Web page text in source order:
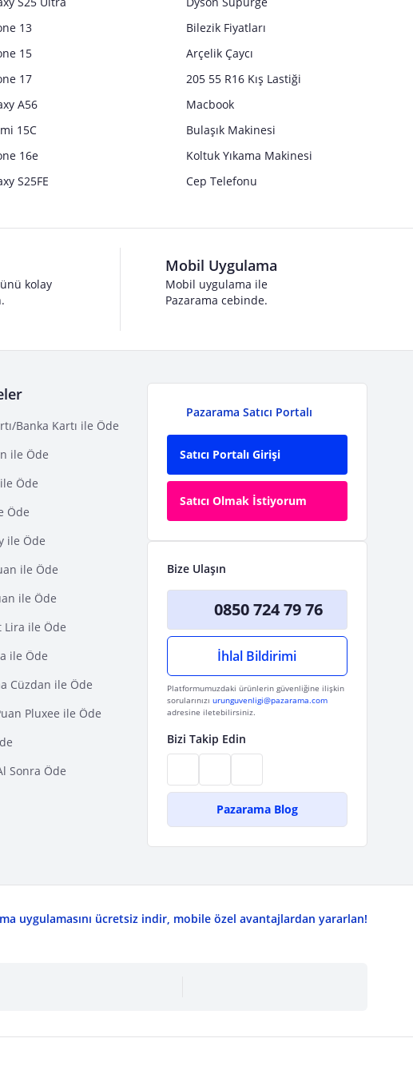
13
15
17
A56
15C
16e
S25FE
Bilezik Fiyatları
Arçelik Çaycı
205 55 R16 Kış Lastiği
Macbook
Bulaşık Makinesi
Koltuk Yıkama Makinesi
Cep Telefonu
kolay
Mobil Uygulama
Mobil uygulama ile
Pazarama cebinde.
Banka Kartı ile Öde
ile Öde
Öde
Öde
ile Öde
ile Öde
ile Öde
Lira ile Öde
ile Öde
Cüzdan ile Öde
Pluxee ile Öde
Sonra Öde
Pazarama Satıcı Portalı
Satıcı Portalı Girişi
Satıcı Olmak İstiyorum
Bize Ulaşın
0850 724 79 76
İhlal Bildirimi
Platformumuzdaki ürünlerin güvenliğine ilişkin
sorularınızı urunguvenligi@pazarama.com
adresine iletebilirsiniz.
Bizi Takip Edin
Pazarama Blog
uygulamasını ücretsiz indir, mobile özel avantajlardan yararlan!